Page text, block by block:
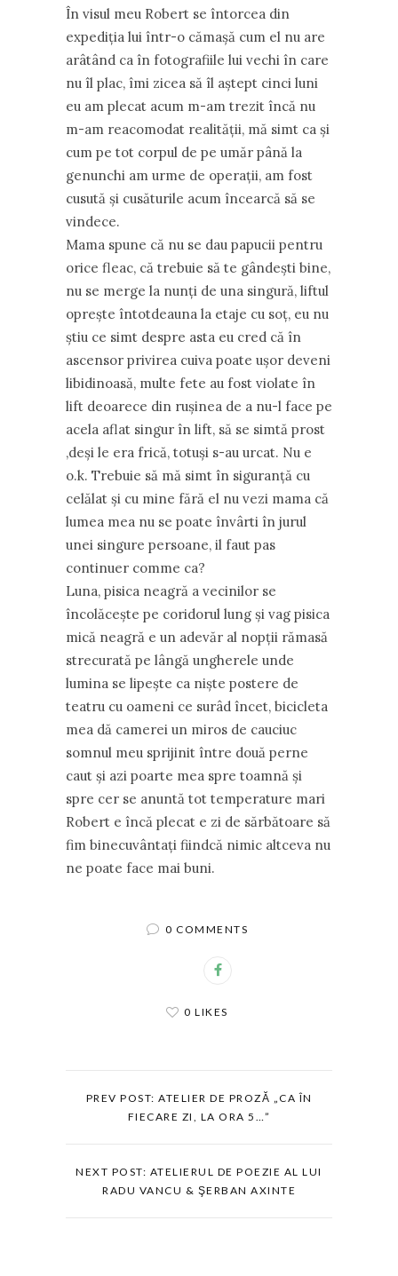
În visul meu Robert se întorcea din
expediţia lui într-o cămaşă cum el nu are
arâtând ca în fotografiile lui vechi în care
nu îl plac, îmi zicea să îl aştept cinci luni
eu am plecat acum m-am trezit încă nu
m-am reacomodat realităţii, mă simt ca şi
cum pe tot corpul de pe umăr până la
genunchi am urme de operaţii, am fost
cusută şi cusăturile acum încearcă să se
vindece.
Mama spune că nu se dau papucii pentru
orice fleac, că trebuie să te gândeşti bine,
nu se merge la nunţi de una singură, liftul
opreşte întotdeauna la etaje cu soţ, eu nu
ştiu ce simt despre asta eu cred că în
ascensor privirea cuiva poate uşor deveni
libidinoasă, multe fete au fost violate în
lift deoarece din ruşinea de a nu-l face pe
acela aflat singur în lift, să se simtă prost
,deşi le era frică, totuşi s-au urcat. Nu e
o.k. Trebuie să mă simt în siguranţă cu
celălat şi cu mine fără el nu vezi mama că
lumea mea nu se poate învârti în jurul
unei singure persoane, il faut pas
continuer comme ca?
Luna, pisica neagră a vecinilor se
încolăceşte pe coridorul lung şi vag pisica
mică neagră e un adevăr al nopţii rămasă
strecurată pe lângă ungherele unde
lumina se lipeşte ca nişte postere de
teatru cu oameni ce surâd încet, bicicleta
mea dă camerei un miros de cauciuc
somnul meu sprijinit între două perne
caut şi azi poarte mea spre toamnă şi
spre cer se anuntă tot temperature mari
Robert e încă plecat e zi de sărbătoare să
fim binecuvântaţi fiindcă nimic altceva nu
ne poate face mai buni.
0 COMMENTS
0 LIKES
PREV POST: ATELIER DE PROZĂ „CA ÎN
FIECARE ZI, LA ORA 5…”
NEXT POST: ATELIERUL DE POEZIE AL LUI
RADU VANCU & ŞERBAN AXINTE